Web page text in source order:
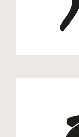
Radwandern